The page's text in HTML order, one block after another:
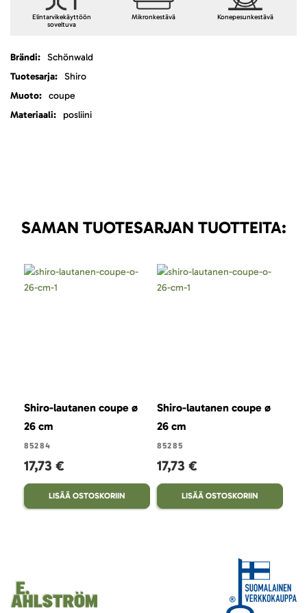
Elintarvikekäyttöön
soveltuva
Mikronkestävä Konepesunkestävä
LisätietojaSchönwald
Shiro
coupe
posliini
SAMAN TUOTESARJAN TUOTTEITA:
Shiro-lautanen coupe ø
26 cm
85284
17,73 €
LISÄÄ OSTOSKORIIN
Shiro-lautanen coupe ø
26 cm
85285
17,73 €
LISÄÄ OSTOSKORIIN